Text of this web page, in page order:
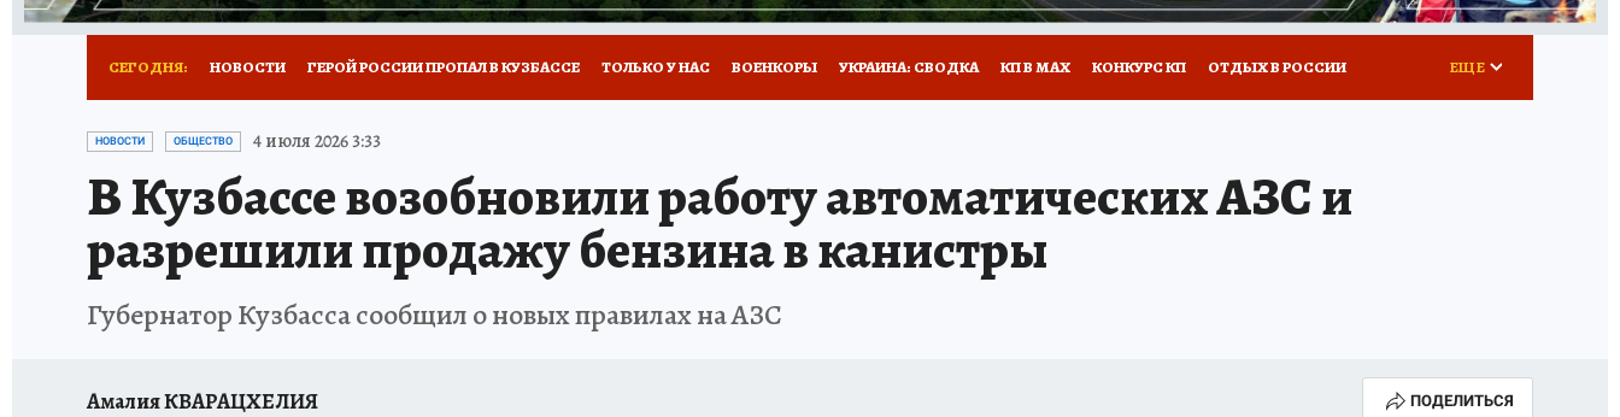
СЕГОДНЯ: НОВОСТИ ГЕРОЙ РОССИИ ПРОПАЛ В КУЗБАССЕ ТОЛЬКО У НАС ВОЕНКОРЫ УКРАИНА: СВОДКА КП В МАХ КОНКУРС КП ОТДЫХ В РОССИИ
ЗАПОВЕДНАЯ РОССИЯ
ЕЩЕ
НОВОСТИ ОБЩЕСТВО 4 июля 2026 3:33
В Кузбассе возобновили работу автоматических АЗС и
разрешили продажу бензина в канистры
Губернатор Кузбасса сообщил о новых правилах на АЗС
Амалия КВАРАЦХЕЛИЯ ПОДЕЛИТЬСЯ